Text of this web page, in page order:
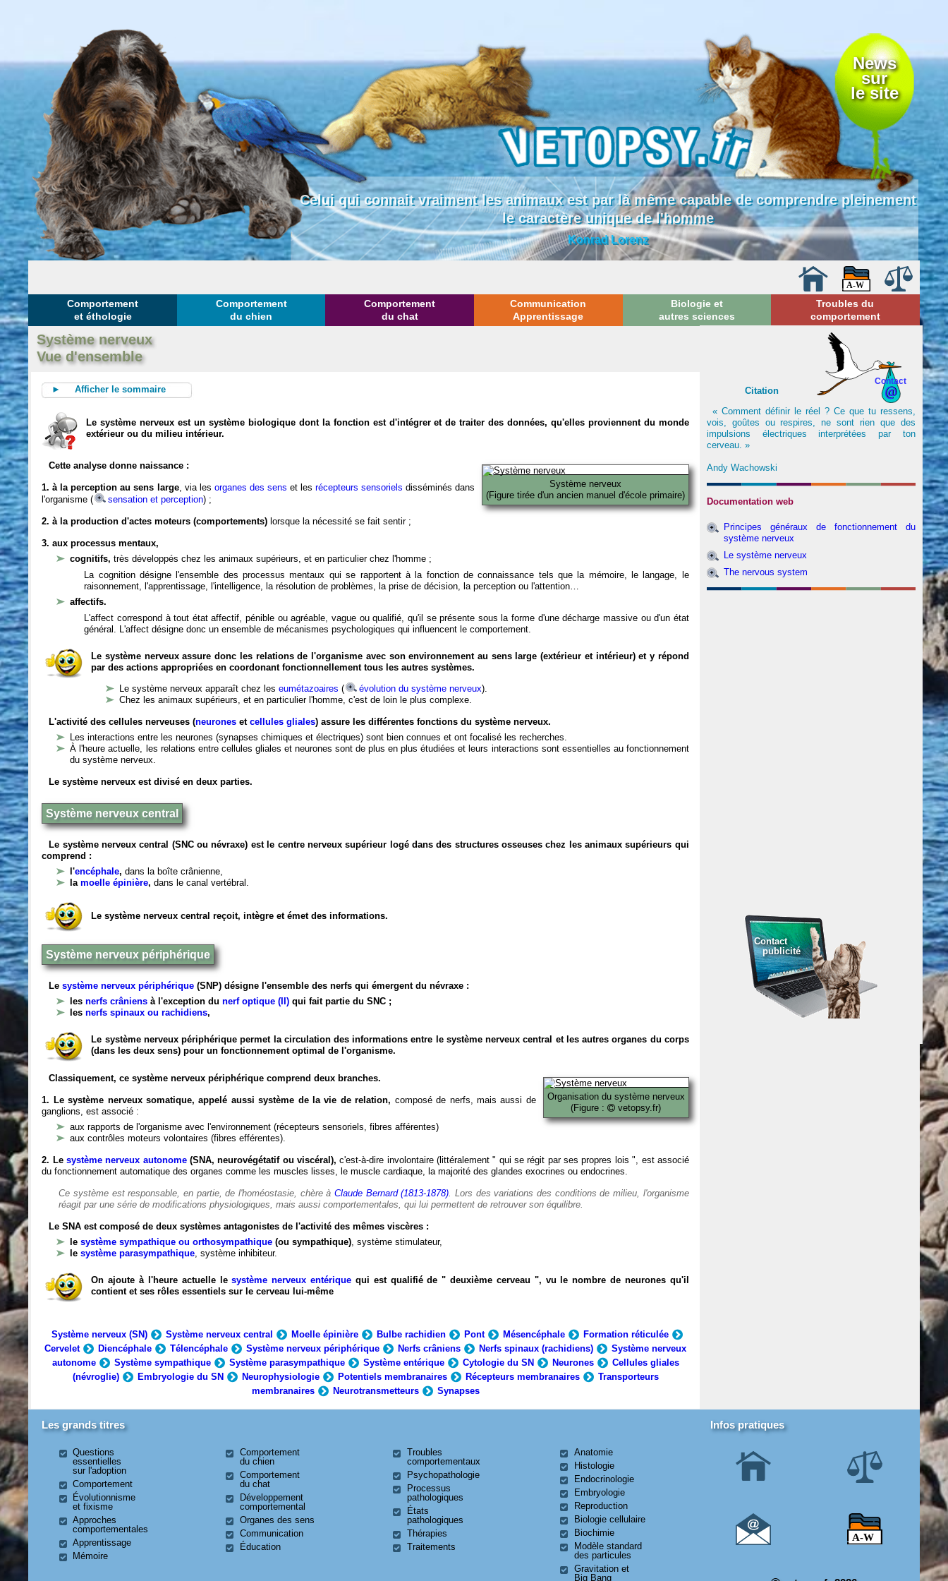
News
sur
le site
Celui qui connait vraiment les animaux est par là même capable de comprendre pleinement
le caractère unique de l'homme
Konrad Lorenz
Comportement
et éthologie
Comportement
du chien
Comportement
du chat
Communication
Apprentissage
Biologie et
autres sciences
Troubles du
comportement
Système nerveux
Vue d'ensemble
► Afficher le sommaire
Le système nerveux est un système biologique dont la fonction est d'intégrer et de traiter des données, qu'elles proviennent du monde
extérieur ou du milieu intérieur.
Système nerveux
(Figure tirée d'un ancien manuel d'école primaire)
Cette analyse donne naissance :
1. à la perception au sens large, via les organes des sens et les récepteurs sensoriels disséminés dans
l'organisme (
sensation et perception) ;
2. à la production d'actes moteurs (comportements) lorsque la nécessité se fait sentir ;
3. aux processus mentaux,
cognitifs,très développés chez les animaux supérieurs, et en particulier chez l'homme ;
La cognition désigne l'ensemble des processus mentaux qui se rapportent à la fonction de connaissance tels que la mémoire, le langage, le
raisonnement, l'apprentissage, l'intelligence, la résolution de problèmes, la prise de décision, la perception ou l'attention…
affectifs.
L'affect correspond à tout état affectif, pénible ou agréable, vague ou qualifié, qu'il se présente sous la forme d'une décharge massive ou d'un état
général. L'affect désigne donc un ensemble de mécanismes psychologiques qui influencent le comportement.
Le système nerveux assure donc les relations de l'organisme avec son environnement au sens large (extérieur et intérieur) et y répond
par des actions appropriées en coordonant fonctionnellement tous les autres systèmes.
Le système nerveux apparaît chez leseumétazoaires ( évolution du système nerveux).
Chez les animaux supérieurs, et en particulier l'homme, c'est de loin le plus complexe.
L'activité des cellules nerveuses (neurones etcellules gliales) assure les différentes fonctions du système nerveux.
Les interactions entre les neurones (synapses chimiques et électriques) sont bien connues et ont focalisé les recherches.
À l'heure actuelle, les relations entre cellules gliales et neurones sont de plus en plus étudiées et leurs interactions sont essentielles au fonctionnement
du système nerveux.
Le système nerveux est divisé en deux parties.
Système nerveux central
Le système nerveux central (SNC ou névraxe) est le centre nerveux supérieur logé dans des structures osseuses chez les animaux supérieurs qui
comprend :
l'encéphale,dans la boîte crânienne,
lamoelle épinière,dans le canal vertébral.
Le système nerveux central reçoit, intègre et émet des informations.
Système nerveux périphérique
Lesystème nerveux périphérique (SNP) désigne l'ensemble des nerfs qui émergent du névraxe :
lesnerfs crâniens à l'exception du nerf optique (II) qui fait partie du SNC ;
lesnerfs spinaux ou rachidiens,
Le système nerveux périphérique permet la circulation des informations entre le système nerveux central et les autres organes du corps
(dans les deux sens) pour un fonctionnement optimal de l'organisme.
Organisation du système nerveux
(Figure :
vetopsy.fr)
Classiquement, ce système nerveux périphérique comprend deux branches.
1. Le système nerveux somatique, appelé aussi système de la vie de relation, composé de nerfs, mais aussi de
ganglions, est associé :
aux rapports de l'organisme avec l'environnement (récepteurs sensoriels, fibres afférentes)
aux contrôles moteurs volontaires (fibres efférentes).
2. Le système nerveux autonome(SNA, neurovégétatif ou viscéral), c'est-à-dire involontaire (littéralement " qui se régit par ses propres lois ", est associé
du fonctionnement automatique des organes comme les muscles lisses, le muscle cardiaque, la majorité des glandes exocrines ou endocrines.
Ce système est responsable, en partie, de l'homéostasie, chère àClaude Bernard (1813-1878). Lors des variations des conditions de milieu, l'organisme
réagit par une série de modifications physiologiques, mais aussi comportementales, qui lui permettent de retrouver son équilibre.
Le SNA est composé de deux systèmes antagonistes de l'activité des mêmes viscères :
lesystème sympathique ou orthosympathique (ou sympathique), système stimulateur,
lesystème parasympathique, système inhibiteur.
On ajoute à l'heure actuelle lesystème nerveux entérique qui est qualifié de " deuxième cerveau ", vu le nombre de neurones qu'il
contient et ses rôles essentiels sur le cerveau lui-même
Système nerveux (SN) Système nerveux central Moelle épinière Bulbe rachidien Pont Mésencéphale
Formation réticulée
Cervelet
Diencéphale Télencéphale Système nerveux périphérique Nerfs crâniens Nerfs spinaux (rachidiens)
Système nerveux
autonome
Système sympathique Système parasympathique Système entérique Cytologie du SN Neurones
Cellules gliales
(névroglie)
Embryologie du SN Neurophysiologie Potentiels membranaires Récepteurs membranaires
Transporteurs
membranaires
Neurotransmetteurs Synapses
Contact
Citation
« Comment définir le réel ? Ce que tu ressens,
vois, goûtes ou respires, ne sont rien que des
impulsions électriques interprétées par ton
cerveau. »
Andy Wachowski
Documentation web
Principes généraux de fonctionnement du
système nerveux
Le système nerveux
The nervous system
Contact
publicité
Les grands titres
Questions
essentielles
sur l'adoption
Comportement
Évolutionnisme
et fixisme
Approches
comportementales
Apprentissage
Mémoire
Comportement
du chien
Comportement
du chat
Développement
comportemental
Organes des sens
Communication
Éducation
Troubles
comportementaux
Psychopathologie
Processus
pathologiques
États
pathologiques
Thérapies
Traitements
Anatomie
Histologie
Endocrinologie
Embryologie
Reproduction
Biologie cellulaire
Biochimie
Modèle standard
des particules
Gravitation et
Big Bang
Infos pratiques